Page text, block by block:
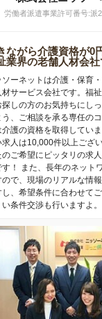
労働者派遣事業許可番号:派
ながら介護資格が0
業界の老舗人材会社
ソーネットは介護・保育
材サービス会社です。福
探しの方のお気持ちにし
う、ご相談を承る専任の
介護の資格を取得してい
求人は10,000件以上ござ
のご希望にピッタリの求
す！ また、長年のネット
ので、現場のリアルな情
し、希望条件に合わせて
い条件交渉も行いますよ。